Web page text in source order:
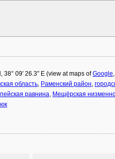
38° 09′ 26.3″ E (view at maps ofGoogle,
область, Раменский район,
равнина, Мещёрская